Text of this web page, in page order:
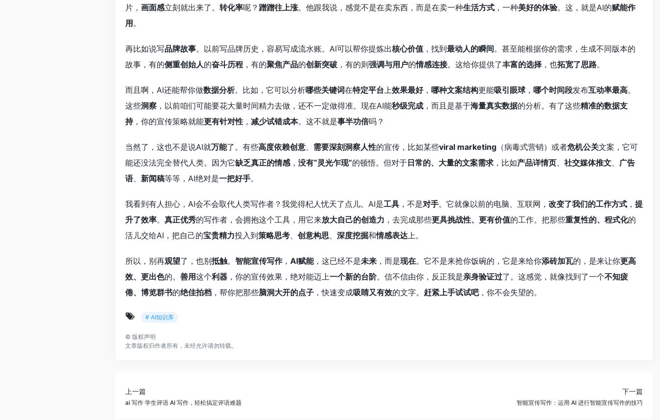
片， 画面感立刻就出来了。 转化率呢？ 蹭蹭往上涨。他跟我说，感觉不是在卖东西，而是在卖一种生活方式 ，一种美好的体验。这，就是AI的赋能作
用 。
再比如说写品牌故事。以前写品牌历史，容易写成流水账。AI可以帮你提炼出核心价值 ，找到最动人的瞬间。甚至能根据你的需求，生成不同版本的
故事，有的侧重创始人的奋斗历程 ，有的聚焦产品的创新突破 ，有的则强调与用户的情感连接。这给你提供了丰富的选择 ，也拓宽了思路。
而且啊，AI还能帮你做数据分析。比如，它可以分析哪些关键词在特定平台上效果最好， 哪种文案结构更能吸引眼球， 哪个时间段发布互动率最高。
这些洞察 ，以前咱们可能要花大量时间精力去做，还不一定做得准。现在AI能秒级完成 ，而且是基于海量真实数据的分析。有了这些精准的数据支
持，你的宣传策略就能更有针对性 ， 减少试错成本。这不就是事半功倍吗？
当然了，这也不是说AI就万能了。有些高度依赖创意、 需要深刻洞察人性的宣传，比如某些viral marketing （病毒式营销）或者危机公关文案，它可
能还没法完全替代人类。因为它缺乏真正的情感， 没有“灵光乍现”的顿悟。但对于日常的、大量的文案需求 ，比如产品详情页、 社交媒体推文、 广告
语、 新闻稿等等，AI绝对是一把好手。
我看到有人担心，AI会不会取代人类写作者？我觉得杞人忧天了点儿。AI是工具 ，不是对手。它就像以前的电脑、互联网， 改变了我们的工作方式 ， 提
升了效率。 真正优秀的写作者，会拥抱这个工具，用它来放大自己的创造力 ，去完成那些更具挑战性、更有价值的工作。把那些重复性的、程式化的
活儿交给AI，把自己的宝贵精力投入到策略思考、 创意构思、 深度挖掘和情感表达上。
所以，别再观望了，也别抵触。 智能宣传写作， AI赋能，这已经不是未来 ，而是现在。它不是来抢你饭碗的，它是来给你添砖加瓦的，是来让你更高
效、更出色的。 善用这个利器 ，你的宣传效果，绝对能迈上一个新的台阶。信不信由你，反正我是亲身验证过了。这感觉，就像找到了一个不知疲
倦、博览群书的绝佳拍档 ，帮你把那些脑洞大开的点子 ，快速变成吸睛又有效的文字。 赶紧上手试试吧，你不会失望的。
# AI知识库
© 版权声明
文章版权归作者所有，未经允许请勿转载。
上一篇
ai 写作 学生评语 AI 写作，轻松搞定评语难题
下一篇
智能宣传写作：运用 AI 进行智能宣传写作的技巧